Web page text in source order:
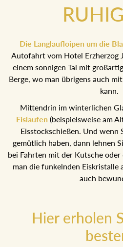
...ODER
Die Langlaufloipen um die
Autofahrt vom Hotel Erzherzog
einem sonnigen Tal mit
Mittendrin im winterlichen
Eislaufen(beispielsweise am
Eisstockschießen. Und wenn
gemütlich haben, dann lehnen
bei Fahrten mit der Kutsche
Hier erholen